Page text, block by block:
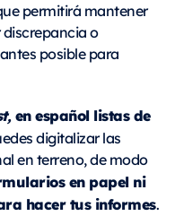
permitirá mantener
o
posible para
en español listas de
digitalizar las
en terreno, de modo
en papel ni
hacer tus informes.